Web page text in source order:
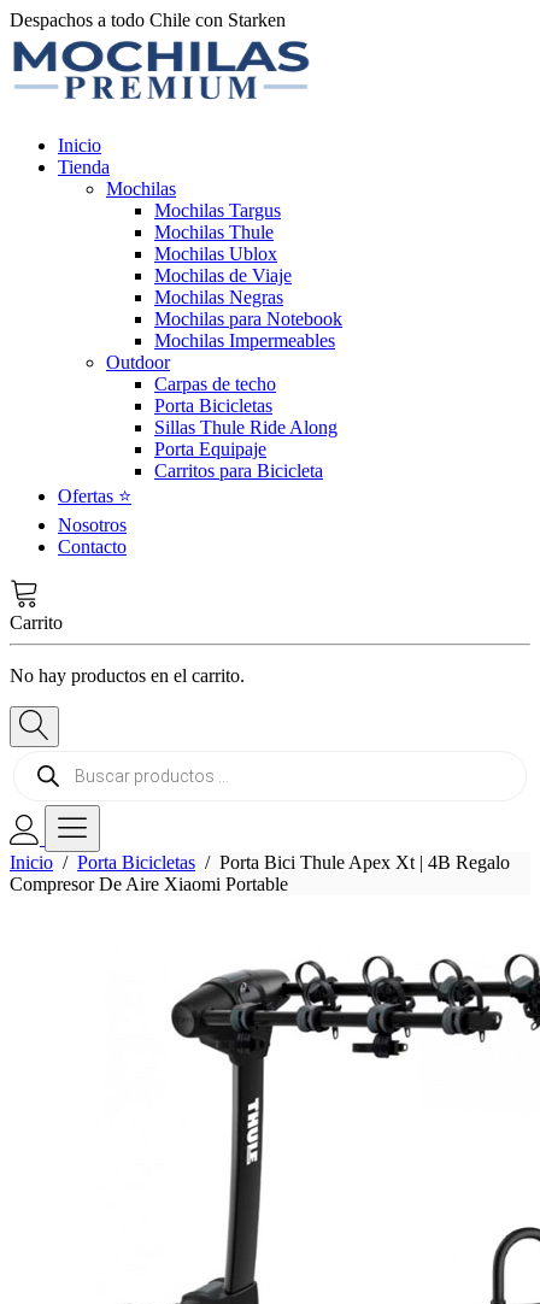
Despachos a todo Chile con Starken
Inicio
Tienda
Mochilas
Mochilas Targus
Mochilas Thule
Mochilas Ublox
Mochilas de Viaje
Mochilas Negras
Mochilas para Notebook
Mochilas Impermeables
Outdoor
Carpas de techo
Porta Bicicletas
Sillas Thule Ride Along
Porta Equipaje
Carritos para Bicicleta
Ofertas ⭐️
Nosotros
Contacto
Carrito
No hay productos en el carrito.
Inicio / Porta Bicicletas / Porta Bici Thule Apex Xt | 4B Regalo
Compresor De Aire Xiaomi Portable